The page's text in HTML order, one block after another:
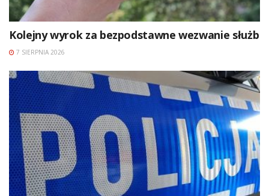
Kolejny wyrok za bezpodstawne wezwanie służb
7 SIERPNIA 2026